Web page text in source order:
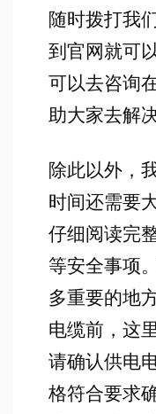
随时拨打我
到官网就可
可以去咨询
助大家去解
除此以外，
时间还需要
仔细阅读完
等安全事项
多重要的地
电缆前，这
请确认供电
格符合要求